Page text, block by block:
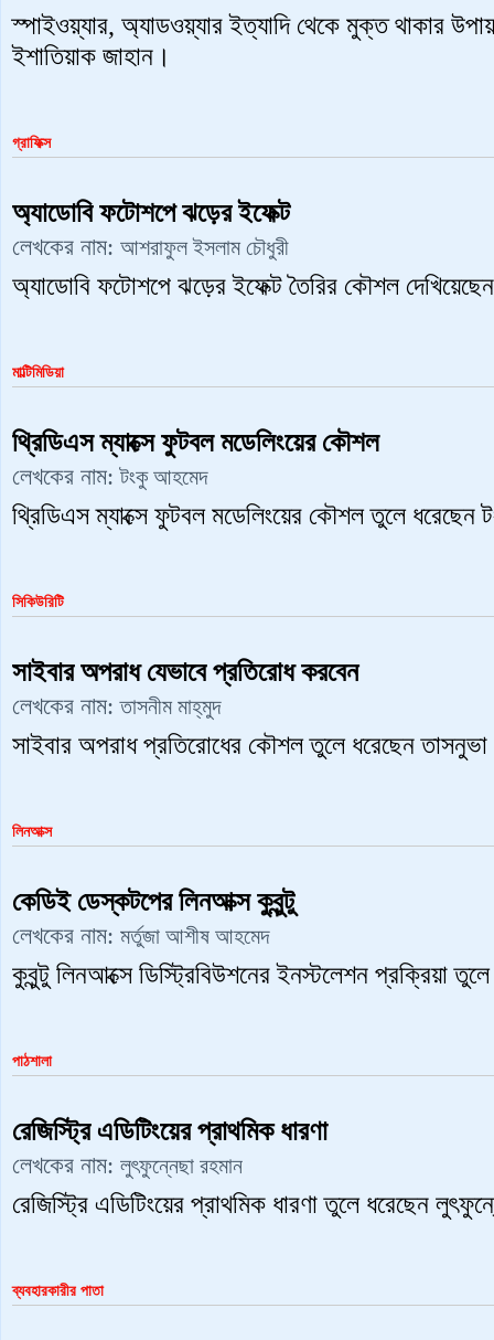
স্পাইওয়্যার, অ্যাডওয়্যার ইত্যাদি থেকে মুক্ত থাকার উপায়
ইশাতিয়াক জাহান।
গ্রাফিক্স
অ্যাডোবি ফটোশপে ঝড়ের ইফেক্ট
লেখকের নাম: আশরাফুল ইসলাম চৌধুরী
অ্যাডোবি ফটোশপে ঝড়ের ইফেক্ট তৈরির কৌশল
মাল্টিমিডিয়া
থ্রিডিএস ম্যাক্সে ফুটবল মডেলিংয়ের কৌশল
লেখকের নাম:টংকু আহমেদ
থ্রিডিএস ম্যাক্সে ফুটবল মডেলিংয়ের কৌশল তুলে
সিকিউরিটি
সাইবার অপরাধ যেভাবে প্রতিরোধ করবেন
লেখকের নাম:তাসনীম মাহ্‌মুদ
সাইবার অপরাধ প্রতিরোধের কৌশল তুলে ধরেছেন
লিনআক্স
কেডিই ডেস্কটপের লিনআক্স কুবুন্টু
লেখকের নাম: মর্তুজা আশীষ আহমেদ
কুবুন্টু লিনআক্সে ডিস্ট্রিবিউশনের ইনস্টলেশন প্রক্রিয়া
পাঠশালা
রেজিস্ট্রি এডিটিংয়ের প্রাথমিক ধারণা
লেখকের নাম: লুৎফুন্নেছা রহমান
রেজিস্ট্রি এডিটিংয়ের প্রাথমিক ধারণা তুলে ধরেছেন
ব্যবহারকারীর পাতা